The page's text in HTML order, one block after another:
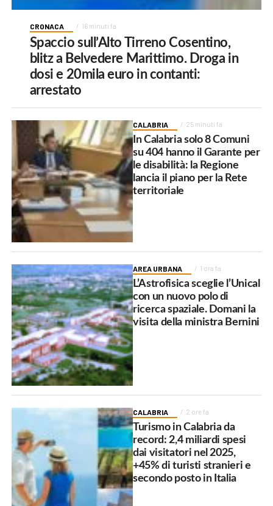
CRONACA 16 minuti fa
Spaccio sull’Alto Tirreno Cosentino,
blitz a Belvedere Marittimo. Droga in
dosi e 20mila euro in contanti:
arrestato
CALABRIA 25 minuti fa
In Calabria solo 8 Comuni
su 404 hanno il Garante per
le disabilità: la Regione
lancia il piano per la Rete
territoriale
AREA URBANA 1 ora fa
L’Astrofisica sceglie l’Unical
con un nuovo polo di
ricerca spaziale. Domani la
visita della ministra Bernini
CALABRIA 2 ore fa
Turismo in Calabria da
record: 2,4 miliardi spesi
dai visitatori nel 2025,
+45% di turisti stranieri e
secondo posto in Italia